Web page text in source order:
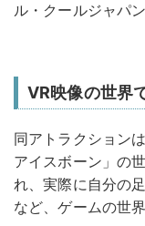
ル・クールジャパ
VR映像の世界
同アトラクション
アイスボーン」の
れ、実際に自分の
など、ゲームの世